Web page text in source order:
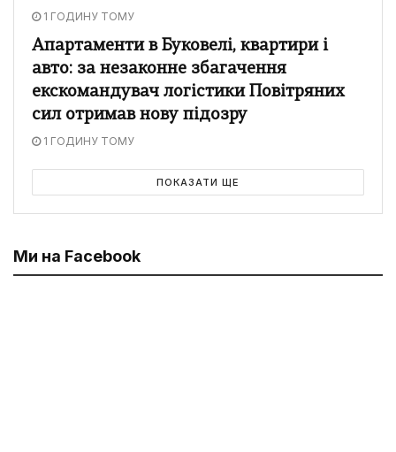
1 ГОДИНУ ТОМУ
Апартаменти в Буковелі, квартири і
авто: за незаконне збагачення
екскомандувач логістики Повітряних
сил отримав нову підозру
1 ГОДИНУ ТОМУ
ПОКАЗАТИ ЩЕ
Ми на Facebook